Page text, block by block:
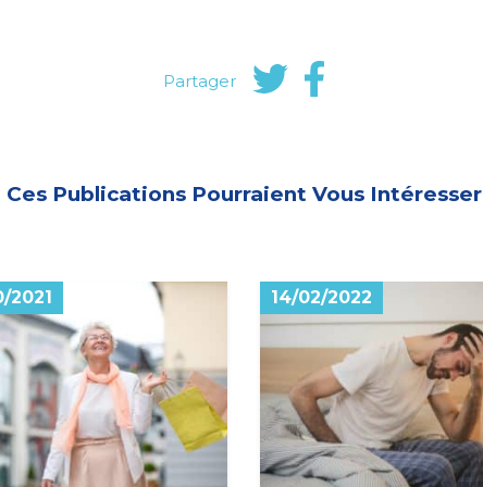
Partager
Ces Publications Pourraient Vous Intéresser
2021 14/02/2022